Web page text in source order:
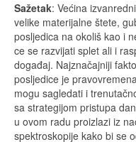
Sažetak: Većina
velike materijalne štete,
posljedica na okoliš kao i
ce se razvijati splet ali i
događaj. Najznačajniji
posljedice je
mogu sagledati i
sa strategijom pristupa
u ovom radu proizlazi iz
spektroskopije kako bi se